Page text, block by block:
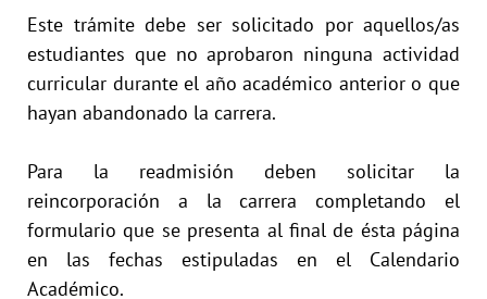
Este trámite debe ser solicitado por aquellos/as
estudiantes que no aprobaron ninguna actividad
curricular durante el año académico anterior o que
hayan abandonado la carrera.
Para la readmisión deben solicitar la
reincorporación a la carrera completando el
formulario que se presenta al final de ésta página
en las fechas estipuladas en el Calendario
Académico.